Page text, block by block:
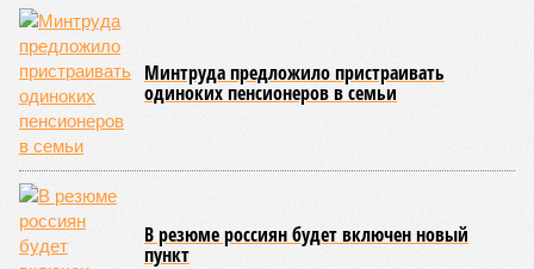
Минтруда предложило пристраивать
одиноких пенсионеров в семьи
В резюме россиян будет включен новый
пункт